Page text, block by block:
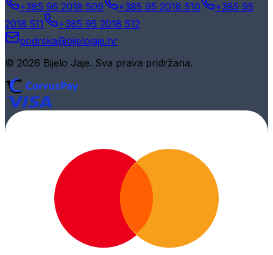
+385 95 2018 509 +385 95 2018 510
+385 95
2018 511
+385 95 2018 512
podrska@bijelojaje.hr
© 2026 Bijelo Jaje. Sva prava pridržana.